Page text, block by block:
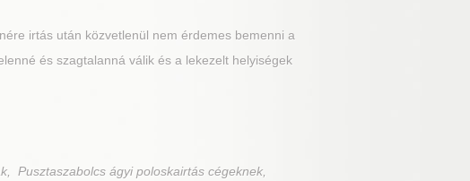
irtás után közvetlenül nem érdemes bemenni a
és szagtalanná válik és a lekezelt helyiségek
Pusztaszabolcs ágyi poloskairtás cégeknek,